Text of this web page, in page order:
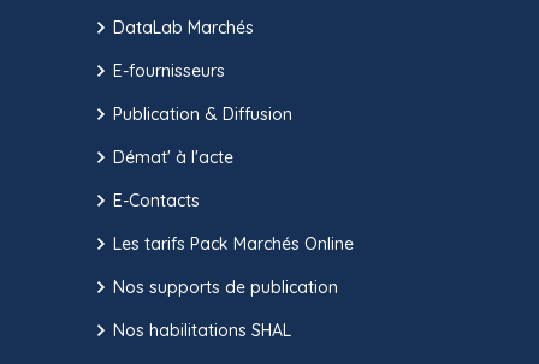
DataLab Marchés
E-fournisseurs
Publication & Diffusion
Démat' à l'acte
E-Contacts
Les tarifs Pack Marchés Online
Nos supports de publication
Nos habilitations SHAL